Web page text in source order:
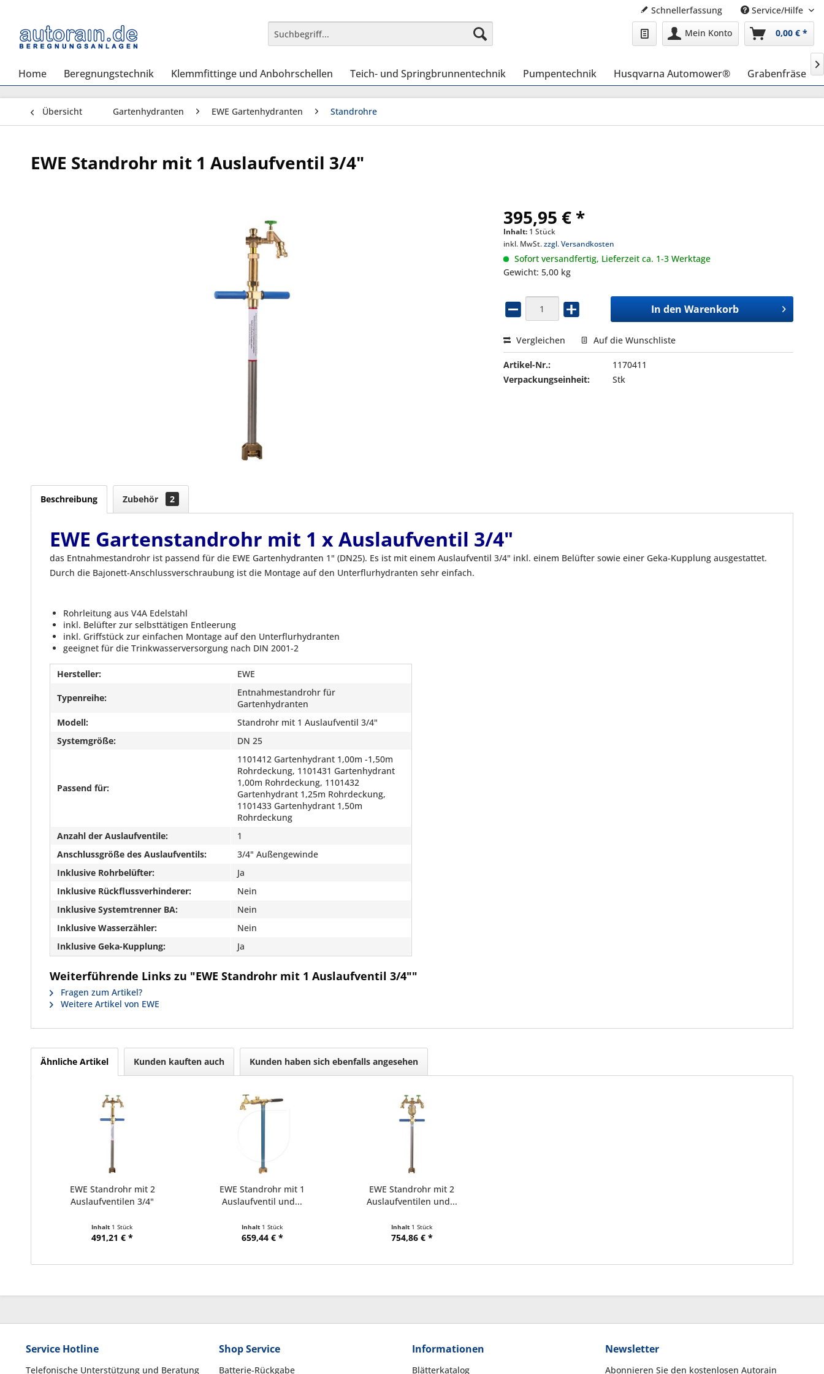
Schnellerfassung
Service/Hilfe
Mein Konto
0,00 € *
Home Beregnungstechnik Klemmfittinge und Anbohrschellen Teich- und Springbrunnentechnik Pumpentechnik Husqvarna Automower® Grabenfräse

Übersicht Gartenhydranten EWE Gartenhydranten Standrohre
EWE Standrohr mit 1 Auslaufventil 3/4"
395,95 € *
Inhalt: 1 Stück
inkl. MwSt.zzgl. Versandkosten
Sofort versandfertig, Lieferzeit ca. 1-3 Werktage
Gewicht: 5,00 kg
In den Warenkorb
Vergleichen Auf die Wunschliste
Artikel-Nr.:
1170411
Verpackungseinheit:
Stk
Beschreibung Zubehör 2
EWE Gartenstandrohr mit 1 x Auslaufventil 3/4"
das Entnahmestandrohr ist passend für die EWE Gartenhydranten 1" (DN25). Es ist mit einem Auslaufventil 3/4" inkl. einem Belüfter sowie einer Geka-Kupplung ausgestattet.
Durch die Bajonett-Anschlussverschraubung ist die Montage auf den Unterflurhydranten sehr einfach.
Rohrleitung aus V4A Edelstahl
inkl. Belüfter zur selbsttätigen Entleerung
inkl. Griffstück zur einfachen Montage auf den Unterflurhydranten
geeignet für die Trinkwasserversorgung nach DIN 2001-2
Hersteller: EWE
Typenreihe:
Entnahmestandrohr für
Gartenhydranten
Modell:
Standrohr mit 1 Auslaufventil 3/4"
Systemgröße:
DN 25
Passend für:
1101412 Gartenhydrant 1,00m -1,50m
Rohrdeckung, 1101431 Gartenhydrant
1,00m Rohrdeckung, 1101432
Gartenhydrant 1,25m Rohrdeckung,
1101433 Gartenhydrant 1,50m
Rohrdeckung
Anzahl der Auslaufventile:
1
Anschlussgröße des Auslaufventils:
3/4" Außengewinde
Inklusive Rohrbelüfter:
Ja
Inklusive Rückflussverhinderer:
Nein
Inklusive Systemtrenner BA:
Nein
Inklusive Wasserzähler:
Nein
Inklusive Geka-Kupplung:
Ja
Weiterführende Links zu "EWE Standrohr mit 1 Auslaufventil 3/4""
Fragen zum Artikel?
Weitere Artikel von EWE
Ähnliche Artikel Kunden kauften auch Kunden haben sich ebenfalls angesehen
EWE Standrohr mit 2
Auslaufventilen 3/4"
Inhalt 1 Stück
491,21 € *
EWE Standrohr mit 1
Auslaufventil und...
Inhalt 1 Stück
659,44 € *
EWE Standrohr mit 2
Auslaufventilen und...
Inhalt 1 Stück
754,86 € *
Service Hotline
Telefonische Unterstützung und Beratung
Shop Service
Batterie-Rückgabe
Informationen
Blätterkatalog
Newsletter
Abonnieren Sie den kostenlosen Autorain